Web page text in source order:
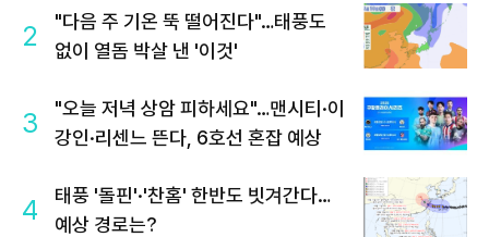
2
"다음 주 기온 뚝 떨어진다"…태풍도
없이 열돔 박살 낸 '이것'
3
"오늘 저녁 상암 피하세요"…맨시티·이
강인·리센느 뜬다, 6호선 혼잡 예상
4
태풍 '돌핀'·'찬홈' 한반도 빗겨간다…
예상 경로는?